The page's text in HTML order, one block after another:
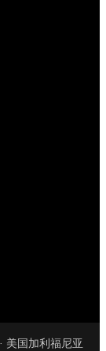
美国加利福尼亚